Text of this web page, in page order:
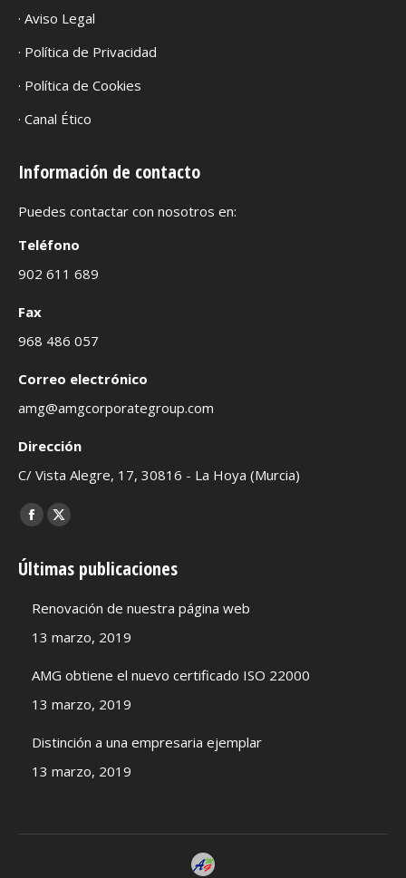
· Aviso Legal
· Política de Privacidad
· Política de Cookies
· Canal Ético
Información de contacto
Puedes contactar con nosotros en:
Teléfono
902 611 689
Fax
968 486 057
Correo electrónico
amg@amgcorporategroup.com
Dirección
C/ Vista Alegre, 17, 30816 - La Hoya (Murcia)
Encuéntranos en:
Facebook
opens
new
window
X
opens
new
window
Últimas publicaciones
Renovación de nuestra página web
13 marzo, 2019
AMG obtiene el nuevo certificado ISO 22000
13 marzo, 2019
Distinción a una empresaria ejemplar
13 marzo, 2019